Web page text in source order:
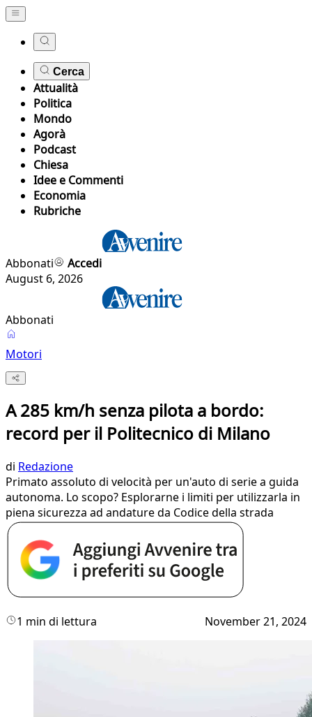
Cerca
Attualità
Politica
Mondo
Agorà
Podcast
Chiesa
Idee e Commenti
Economia
Rubriche
Abbonati
Accedi
August 6, 2026
Abbonati
Motori
A 285 km/h senza pilota a bordo:
record per il Politecnico di Milano
di Redazione
Primato assoluto di velocità per un'auto di serie a guida
autonoma. Lo scopo? Esplorarne i limiti per utilizzarla in
piena sicurezza ad andature da Codice della strada
1 min di lettura November 21, 2024